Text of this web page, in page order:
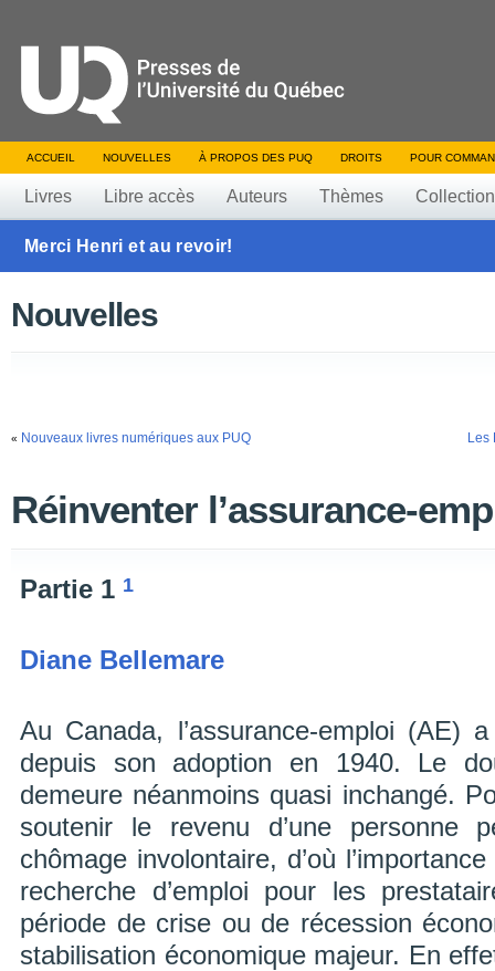
ACCUEIL NOUVELLES À PROPOS DES PUQ DROITS POUR
Livres Libre accès Auteurs Thèmes
Merci Henri et au revoir!
Nouvelles
« Nouveaux livres numériques aux PUQ Les
Réinventer l’assurance-
Partie 1 1
Diane Bellemare
Au Canada, l’assurance-emploi (AE)
depuis son adoption en 1940. Le
demeure néanmoins quasi inchangé.
soutenir le revenu d’une personne
chômage involontaire, d’où
recherche d’emploi pour les
période de crise ou de récession
stabilisation économique majeur. En